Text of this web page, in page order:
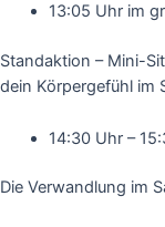
13:05 Uhr im
Standaktion – Mini-
dein Körpergefühl im
14:30 Uhr –
Die Verwandlung im